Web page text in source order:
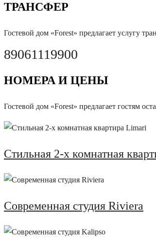
ТРАНСФЕР
Гостевой дом «Forest» предлагает услугу
89061119900
НОМЕРА И ЦЕНЫ
Гостевой дом «Forest» предлагает гостям
Стильная 2-х комнатная
Современная студия Riviera